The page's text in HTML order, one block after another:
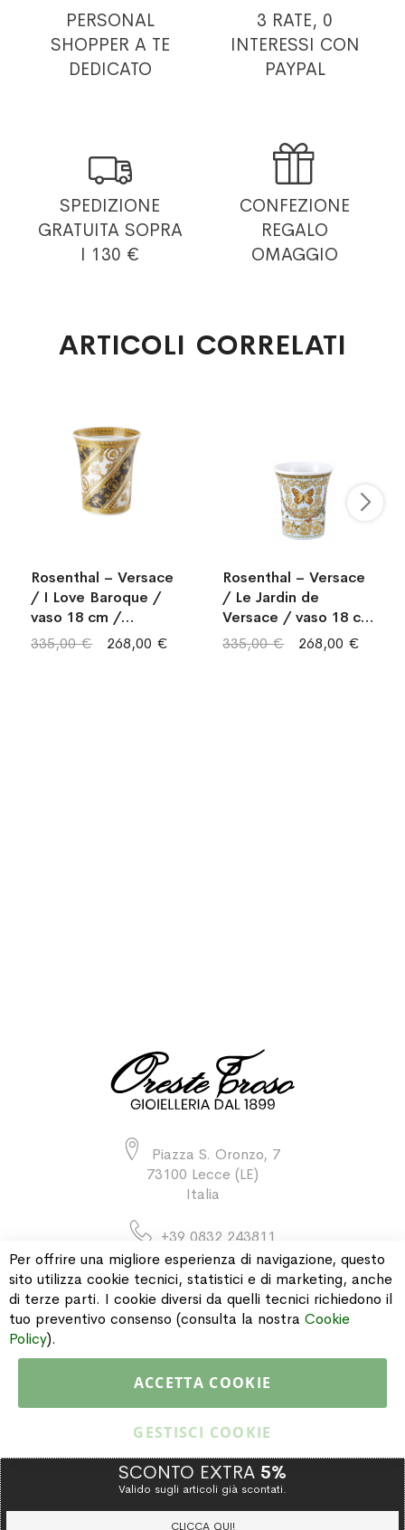
PERSONAL
SHOPPER A TE
DEDICATO
3 RATE, 0
INTERESSI CON
PAYPAL

SPEDIZIONE
GRATUITA SOPRA
I 130 €

CONFEZIONE
REGALO
OMAGGIO
ARTICOLI CORRELATI
Rosenthal – Versace
/ I Love Baroque /
vaso 18 cm /
porcellana / oro,
bianco, nero
268,00 €
335,00 €
Rosenthal – Versace
/ Le Jardin de
Versace / vaso 18 cm
/ porcellana /
bianco, rosa, celeste,
268,00 €
335,00 €
Piazza S. Oronzo, 7
73100 Lecce (LE)
Italia
+39 0832 243811
INFORMAZIONI
Copyright © 2015 Gioielleria Oreste Troso. All rights reserved. P. IVA
IT02064590751
Per offrire una migliore esperienza di navigazione, questo
sito utilizza cookie tecnici, statistici e di marketing, anche
di terze parti. I cookie diversi da quelli tecnici richiedono il
tuo preventivo consenso (consulta la nostra Cookie
Policy).
ACCETTA COOKIE
GESTISCI COOKIE
SCONTO EXTRA 5%
Valido sugli articoli già scontati.
CLICCA QUI!